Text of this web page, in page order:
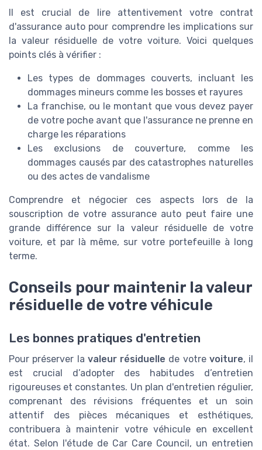
Il est crucial de lire attentivement votre contrat
d'assurance auto pour comprendre les implications sur
la valeur résiduelle de votre voiture. Voici quelques
points clés à vérifier :
Les types de dommages couverts, incluant les
dommages mineurs comme les bosses et rayures
La franchise, ou le montant que vous devez payer
de votre poche avant que l'assurance ne prenne en
charge les réparations
Les exclusions de couverture, comme les
dommages causés par des catastrophes naturelles
ou des actes de vandalisme
Comprendre et négocier ces aspects lors de la
souscription de votre assurance auto peut faire une
grande différence sur la valeur résiduelle de votre
voiture, et par là même, sur votre portefeuille à long
terme.
Conseils pour maintenir la valeur
résiduelle de votre véhicule
Les bonnes pratiques d'entretien
Pour préserver la valeur résiduelle de votre voiture, il
est crucial d’adopter des habitudes d’entretien
rigoureuses et constantes. Un plan d'entretien régulier,
comprenant des révisions fréquentes et un soin
attentif des pièces mécaniques et esthétiques,
contribuera à maintenir votre véhicule en excellent
état. Selon l'étude de Car Care Council, un entretien